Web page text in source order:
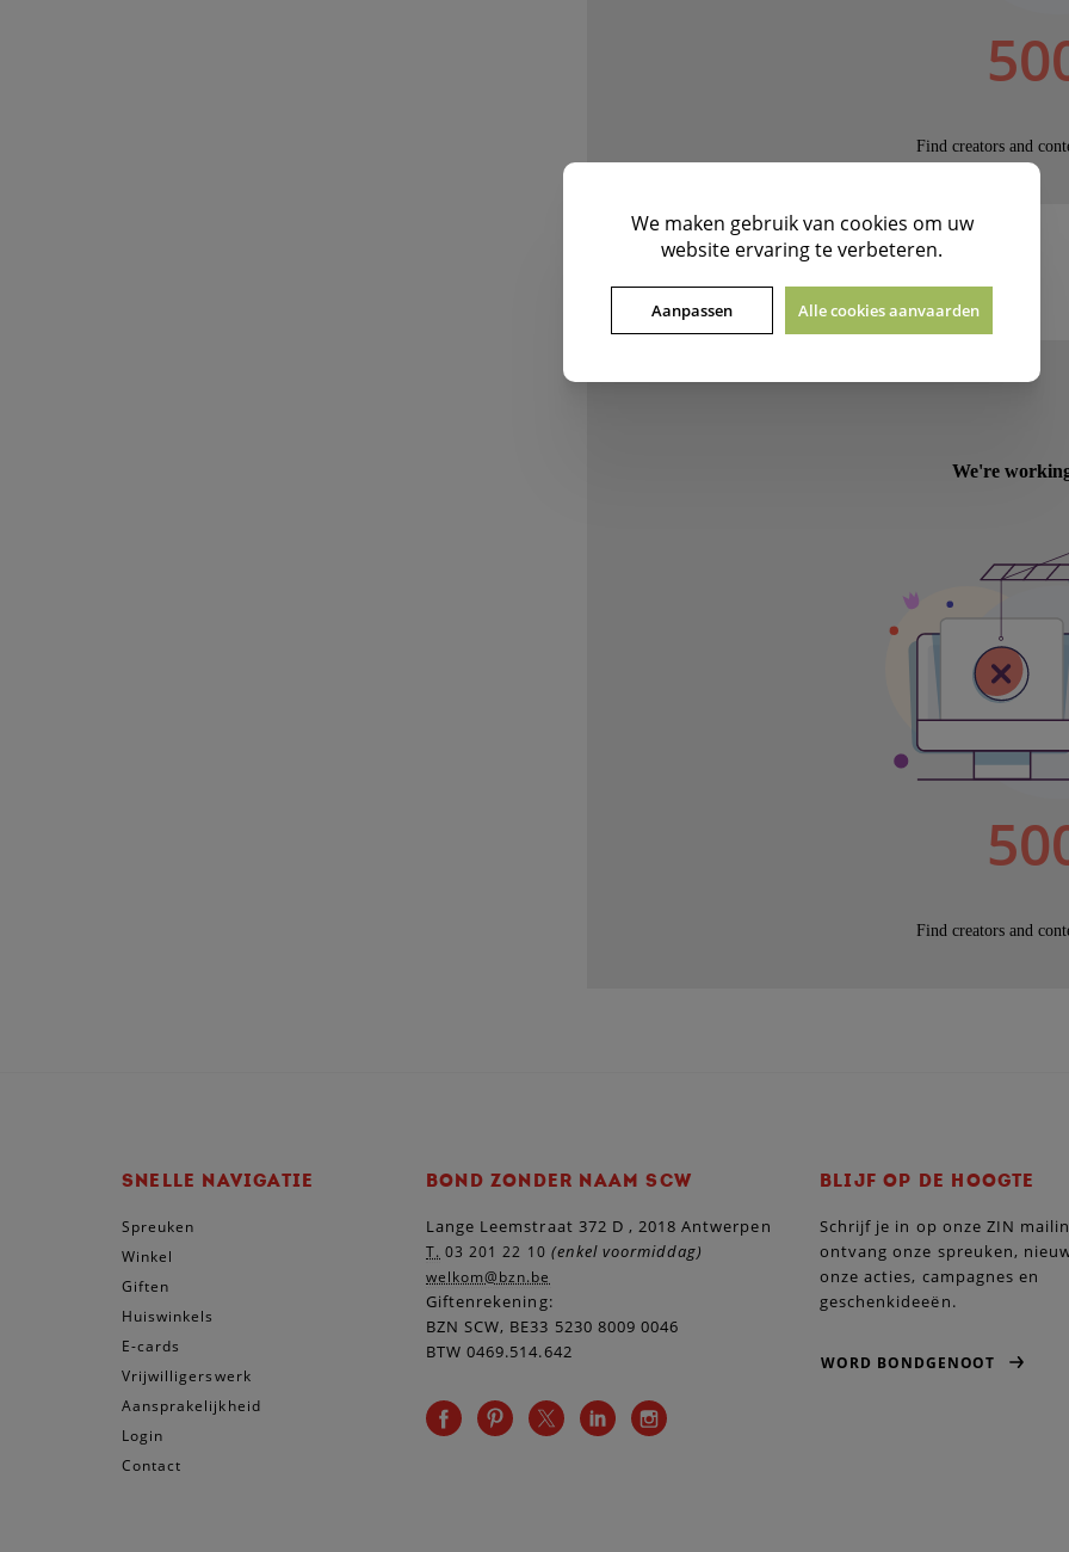
SNELLE NAVIGATIE
Spreuken
Winkel
Giften
Huiswinkels
E-cards
Vrijwilligerswerk
Aansprakelijkheid
Login
Contact
BOND ZONDER NAAM SCW
Lange Leemstraat 372 D , 2018 Antwerpen
T. 03 201 22 10 (enkel voormiddag)
welkom@bzn.be
Giftenrekening:
BZN SCW, BE33 5230 8009 0046
BTW 0469.514.642
BLIJF OP DE HOOGTE
Schrijf je in op onze ZIN
ontvang onze spreuken,
onze acties, campagnes en
geschenkideeën.
WORD BONDGENOOT
We maken gebruik van cookies om uw
website ervaring te verbeteren.
Aanpassen Alle cookies aanvaarden